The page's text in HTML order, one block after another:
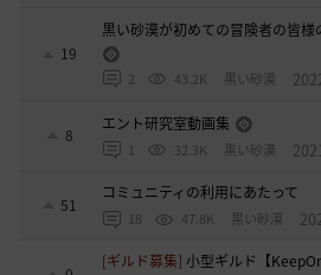
19
黒い砂漠が初めての冒険者の皆様
2 43.2K 黒い砂漠
8
エント研究室動画集
1 32.3K 黒い砂漠
51
コミュニティの利用にあたって
18 47.8K 黒い砂漠
[ギルド募集]小型ギルド【